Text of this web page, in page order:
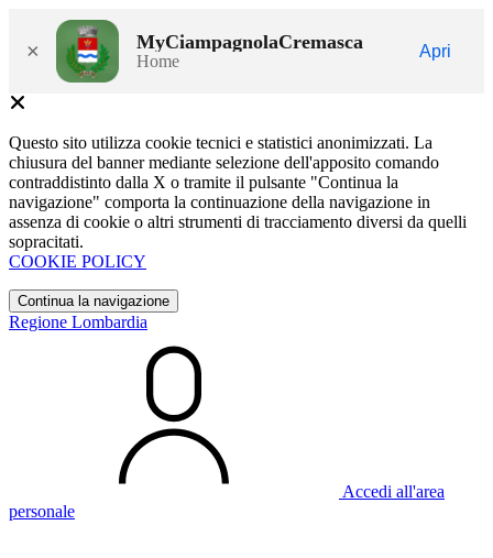
× MyCiampagnolaCremasca
Home
Apri
Questo sito utilizza cookie tecnici e statistici anonimizzati. La
chiusura del banner mediante selezione dell'apposito comando
contraddistinto dalla X o tramite il pulsante "Continua la
navigazione" comporta la continuazione della navigazione in
assenza di cookie o altri strumenti di tracciamento diversi da quelli
sopracitati.
COOKIE POLICY
Continua la navigazione
Regione Lombardia
Accedi all'area
personale